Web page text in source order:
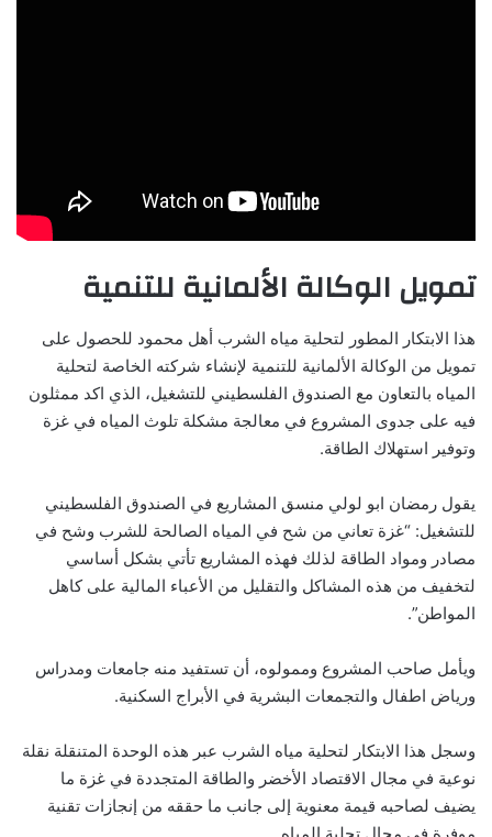
تمويل الوكالة الألمانية للتنمية
هذا الابتكار المطور لتحلية مياه الشرب أهل محمود للحصول على
تمويل من الوكالة الألمانية للتنمية لإنشاء شركته الخاصة لتحلية
المياه بالتعاون مع الصندوق الفلسطيني للتشغيل، الذي اكد ممثلون
فيه على جدوى المشروع في معالجة مشكلة تلوث المياه في غزة
وتوفير استهلاك الطاقة.
يقول رمضان ابو لولي منسق المشاريع في الصندوق الفلسطيني
للتشغيل: “غزة تعاني من شح في المياه الصالحة للشرب وشح في
مصادر ومواد الطاقة لذلك فهذه المشاريع تأتي بشكل أساسي
لتخفيف من هذه المشاكل والتقليل من الأعباء المالية على كاهل
المواطن”.
ويأمل صاحب المشروع وممولوه، أن تستفيد منه جامعات ومدراس
ورياض اطفال والتجمعات البشرية في الأبراج السكنية.
وسجل هذا الابتكار لتحلية مياه الشرب عبر هذه الوحدة المتنقلة نقلة
نوعية في مجال الاقتصاد الأخضر والطاقة المتجددة في غزة ما
يضيف لصاحبه قيمة معنوية إلى جانب ما حققه من إنجازات تقنية
موفرة في مجال تحلية المياه.